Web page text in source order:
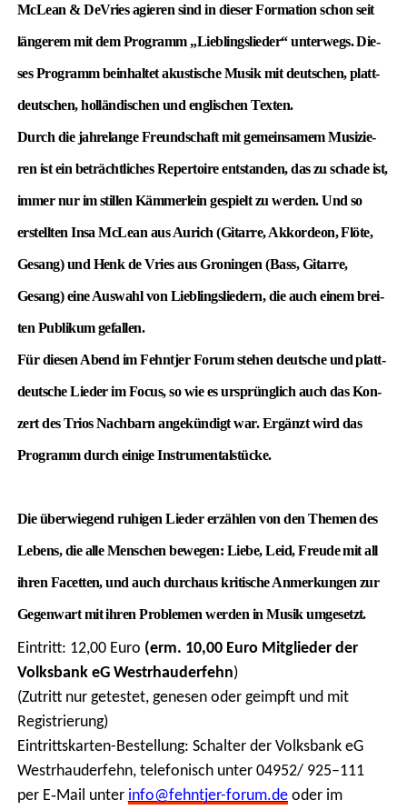
McLean & DeVries agie­ren sind in die­ser For­ma­ti­on schon seit
län­ge­rem mit dem Pro­gramm „Lieb­lings­lie­der“ unter­wegs. Die­
ses Pro­gramm beinhal­tet akus­ti­sche Musik mit deut­schen, platt­
deut­schen, hol­län­di­schen und eng­li­schen Tex­ten.
Durch die jah­re­lan­ge Freund­schaft mit gemein­sa­mem Musi­zie­
ren ist ein beträcht­li­ches Reper­toire ent­stan­den, das zu scha­de ist,
immer nur im stil­len Käm­mer­lein gespielt zu wer­den. Und so
erstell­ten Insa McLean aus Aurich (Gitar­re, Akkor­de­on, Flö­te,
Gesang) und Henk de Vries aus Gro­nin­gen (Bass, Gitar­re,
Gesang) eine Aus­wahl von Lieb­lings­lie­dern, die auch einem brei­
ten Publi­kum gefal­len.
Für die­sen Abend im Fehnt­jer Forum ste­hen deut­sche und platt­
deut­sche Lie­der im Focus, so wie es ursprüng­lich auch das Kon­
zert des Tri­os Nach­barn ange­kün­digt war. Ergänzt wird das
Pro­gramm durch eini­ge Instru­men­tal­stü­cke.
Die über­wie­gend ruhi­gen Lie­der erzäh­len von den The­men des
Lebens, die alle Men­schen bewe­gen: Lie­be, Leid, Freu­de mit all
ihren Facet­ten, und auch durch­aus kri­ti­sche Anmer­kun­gen zur
Gegen­wart mit ihren Pro­ble­men wer­den in Musik umgesetzt.
Ein­tritt: 12,00 Euro (erm. 10,00 Euro Mit­glie­der der
Volks­bank eG West­rhau­der­fehn)
(Zutritt nur getes­tet, gene­sen oder geimpft und mit
Regis­trie­rung)
Ein­tritts­kar­ten-Bestel­lung: Schal­ter der Volks­bank eG
West­rhau­der­fehn, tele­fo­nisch unter 04952/ 925–111
per E‑Mail unter info@fehntjer-forum.deoder im